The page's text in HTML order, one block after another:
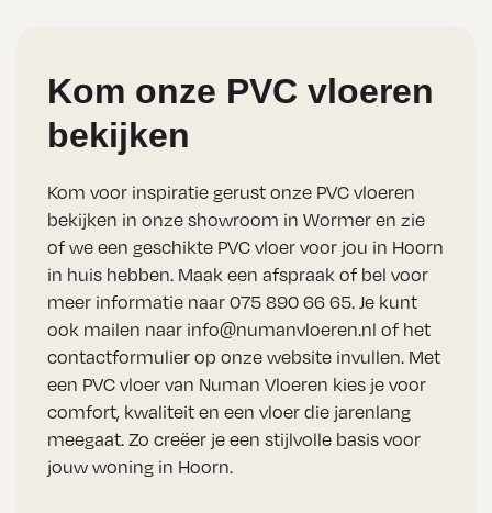
Kom onze PVC vloeren
bekijken
Kom voor inspiratie gerust onze PVC vloeren
bekijken in onze showroom in Wormer en zie
of we een geschikte PVC vloer voor jou in Hoorn
in huis hebben. Maak een afspraak of bel voor
meer informatie naar 075 890 66 65. Je kunt
ook mailen naar info@numanvloeren.nl of het
contactformulier op onze website invullen. Met
een PVC vloer van Numan Vloeren kies je voor
comfort, kwaliteit en een vloer die jarenlang
meegaat. Zo creëer je een stijlvolle basis voor
jouw woning in Hoorn.